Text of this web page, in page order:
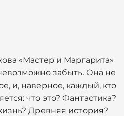
«Мастер и Маргарита»
забыть. Она не
и, наверное, каждый, кто
что это? Фантастика?
Древняя история?